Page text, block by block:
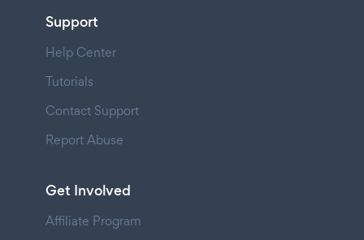
Support
Help Center
Tutorials
Contact Support
Report Abuse
Get Involved
Affiliate Program